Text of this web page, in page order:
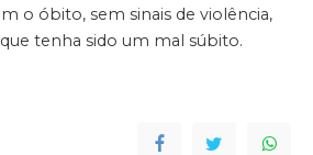
o óbito, sem sinais de violência,
tenha sido um mal súbito.